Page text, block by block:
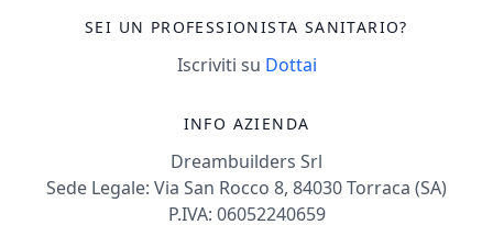
SEI UN PROFESSIONISTA SANITARIO?
Iscriviti su Dottai
INFO AZIENDA
Dreambuilders Srl
Sede Legale: Via San Rocco 8, 84030 Torraca (SA)
P.IVA: 06052240659